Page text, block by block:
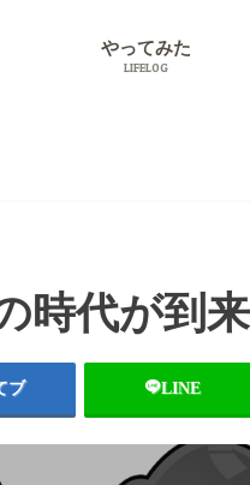
やってみた
LIFELOG
時代が到
ブ LINE